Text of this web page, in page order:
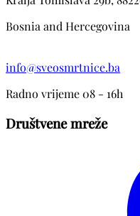
Bosnia and Hercegovina
info@sveosmrtnice.ba
Radno vrijeme 08 - 16h
Društvene mreže